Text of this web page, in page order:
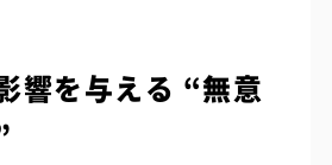
響を与える “無意